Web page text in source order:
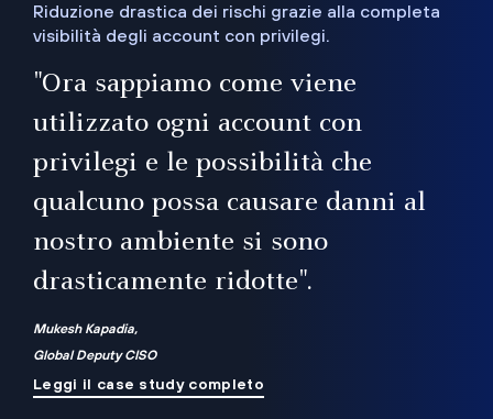
Riduzione drastica dei rischi grazie alla completa
visibilità degli account con privilegi.
"Ora sappiamo come viene
utilizzato ogni account con
privilegi e le possibilità che
qualcuno possa causare danni al
nostro ambiente si sono
drasticamente ridotte".
Mukesh Kapadia,
Global Deputy CISO
Leggi il case study completo